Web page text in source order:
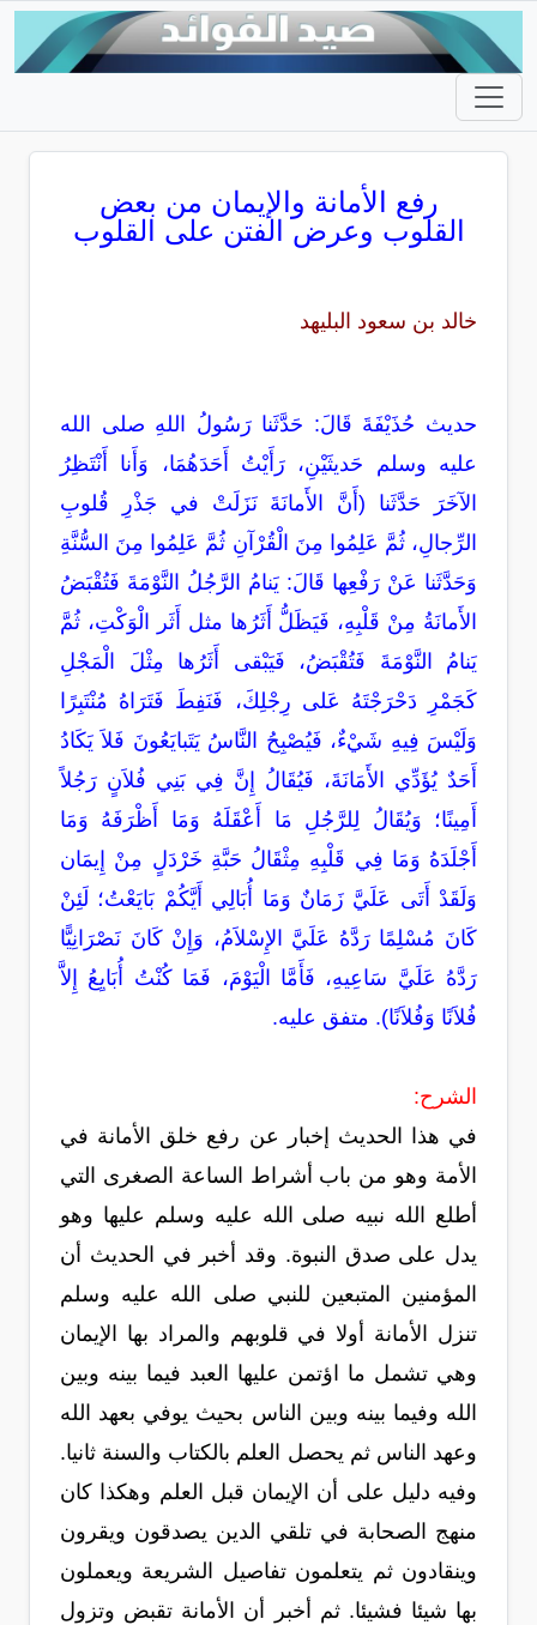
رفع الأمانة والإيمان من بعض
القلوب وعرض الفتن على القلوب
خالد بن سعود البليهد
حديث حُذَيْفَةَ قَالَ: حَدَّثَنا رَسُولُ اللهِ صلى الله
عليه وسلم حَديثَيْنِ، رَأَيْتُ أَحَدَهُمَا، وَأَنا أَنْتَظِرُ
الآخَرَ حَدَّثَنا (أَنَّ الأَمانَةَ نَزَلَتْ في جَذْرِ قُلوبِ
الرِّجالِ، ثُمَّ عَلِمُوا مِنَ الْقُرْآنِ ثُمَّ عَلِمُوا مِنَ السُّنَّةِ
وَحَدَّثَنا عَنْ رَفْعِها قَالَ: يَنامُ الرَّجُلُ النَّوْمَةَ فَتُقْبَضُ
الأَمانَةُ مِنْ قَلْبِهِ، فَيَظَلُّ أَثَرُها مثل أَثَر الْوَكْتِ، ثُمَّ
يَنامُ النَّوْمَةَ فَتُقْبَضُ، فَيَبْقى أَثَرُها مِثْلَ الْمَجْلِ
كَجَمْرِ دَحْرَجْتَهُ عَلى رِجْلِكَ، فَنَفِطَ فَتَرَاهُ مُنْتَبِرًا
وَلَيْسَ فِيهِ شَيْءٌ، فَيُصْبِحُ النَّاسُ يَتَبايَعُونَ فَلاَ يَكَادُ
أَحَدٌ يُؤَدِّي الأَمَانَةَ، فَيُقَالُ إِنَّ فِي بَنِي فُلاَنٍ رَجُلاً
أَمِينًا؛ وَيُقَالُ لِلرَّجُلِ مَا أَعْقَلَهُ وَمَا أَظْرَفَهُ وَمَا
أَجْلَدَهُ وَمَا فِي قَلْبِهِ مِثْقَالُ حَبَّةِ خَرْدَلٍ مِنْ إِيمَان
وَلَقَدْ أَتَى عَلَيَّ زَمَانٌ وَمَا أُبَالِي أَيَّكُمْ بَايَعْتُ؛ لَئِنْ
كَانَ مُسْلِمًا رَدَّهُ عَلَيَّ الإِسْلاَمُ، وَإِنْ كَانَ نَصْرَانِيًّا
رَدَّهُ عَلَيَّ سَاعِيهِ، فَأَمَّا الْيَوْمَ، فَمَا كُنْتُ أُبَايِعُ إِلاَّ
فُلاَنًا وَفُلاَنًا). متفق عليه.
الشرح:
في هذا الحديث إخبار عن رفع خلق الأمانة في
الأمة وهو من باب أشراط الساعة الصغرى التي
أطلع الله نبيه صلى الله عليه وسلم عليها وهو
يدل على صدق النبوة. وقد أخبر في الحديث أن
المؤمنين المتبعين للنبي صلى الله عليه وسلم
تنزل الأمانة أولا في قلوبهم والمراد بها الإيمان
وهي تشمل ما اؤتمن عليها العبد فيما بينه وبين
الله وفيما بينه وبين الناس بحيث يوفي بعهد الله
وعهد الناس ثم يحصل العلم بالكتاب والسنة ثانيا.
وفيه دليل على أن الإيمان قبل العلم وهكذا كان
منهج الصحابة في تلقي الدين يصدقون ويقرون
وينقادون ثم يتعلمون تفاصيل الشريعة ويعملون
بها شيئا فشيئا. ثم أخبر أن الأمانة تقبض وتزول